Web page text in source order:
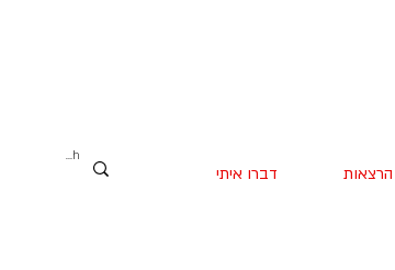
הרצאות דברו איתי